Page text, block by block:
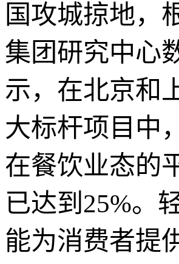
国攻城掠地，
集团研究中心
示，在北京和
大标杆项目中
在餐饮业态的
已达到25%。
能为消费者提